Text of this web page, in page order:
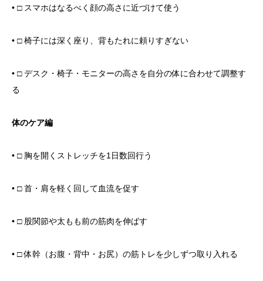
• □ スマホはなるべく顔の高さに近づけて使う
• □ 椅子には深く座り、背もたれに頼りすぎない
• □ デスク・椅子・モニターの高さを自分の体に合わせて調整す
る
体のケア編
• □ 胸を開くストレッチを1日数回行う
• □ 首・肩を軽く回して血流を促す
• □ 股関節や太もも前の筋肉を伸ばす
• □ 体幹（お腹・背中・お尻）の筋トレを少しずつ取り入れる